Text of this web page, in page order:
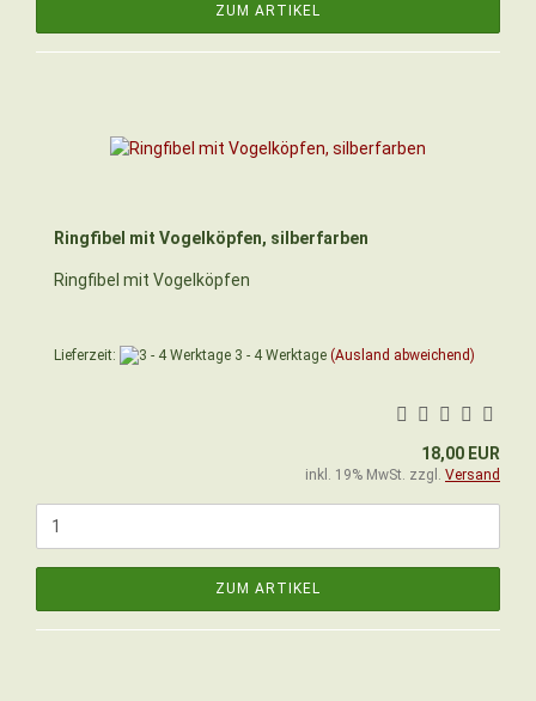
ZUM ARTIKEL
Ringfibel mit Vogelköpfen, silberfarben
Ringfibel mit Vogelköpfen
Lieferzeit: 3 - 4 Werktage (Ausland abweichend)
18,00 EUR
inkl. 19% MwSt. zzgl. Versand
ZUM ARTIKEL